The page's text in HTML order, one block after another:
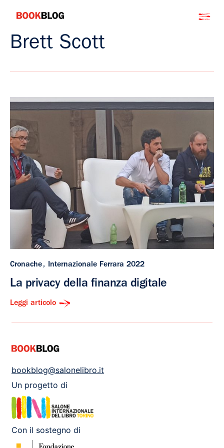
contenuto
Bookblog
Brett Scott
Cronache Internazionale Ferrara 2022
La privacy della finanza digitale
Leggi articolo
bookblog@salonelibro.it
Un progetto di
Con il sostegno di